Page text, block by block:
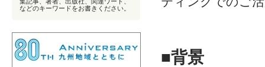
■背景
などのキーワードをお書きください。